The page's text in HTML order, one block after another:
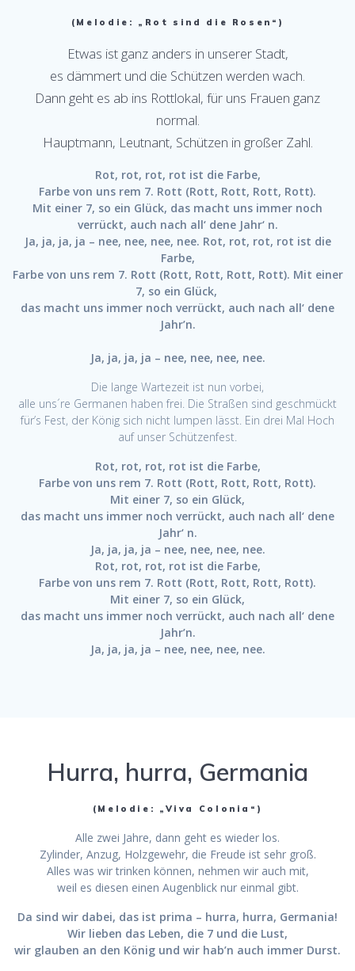
(Melodie: „Rot sind die Rosen“)
Etwas ist ganz anders in unserer Stadt,
es dämmert und die Schützen werden wach.
Dann geht es ab ins Rottlokal, für uns Frauen ganz
normal.
Hauptmann, Leutnant, Schützen in großer Zahl.
Rot, rot, rot, rot ist die Farbe,
Farbe von uns rem 7. Rott (Rott, Rott, Rott, Rott).
Mit einer 7, so ein Glück, das macht uns immer noch
verrückt, auch nach all‘ dene Jahr‘ n.
Ja, ja, ja, ja – nee, nee, nee, nee. Rot, rot, rot, rot ist die
Farbe,
Farbe von uns rem 7. Rott (Rott, Rott, Rott, Rott). Mit einer
7, so ein Glück,
das macht uns immer noch verrückt, auch nach all‘ dene
Jahr’n.
Ja, ja, ja, ja – nee, nee, nee, nee.
Die lange Wartezeit ist nun vorbei,
alle uns´re Germanen haben frei. Die Straßen sind geschmückt
für’s Fest, der König sich nicht lumpen lässt. Ein drei Mal Hoch
auf unser Schützenfest.
Rot, rot, rot, rot ist die Farbe,
Farbe von uns rem 7. Rott (Rott, Rott, Rott, Rott).
Mit einer 7, so ein Glück,
das macht uns immer noch verrückt, auch nach all‘ dene
Jahr‘ n.
Ja, ja, ja, ja – nee, nee, nee, nee.
Rot, rot, rot, rot ist die Farbe,
Farbe von uns rem 7. Rott (Rott, Rott, Rott, Rott).
Mit einer 7, so ein Glück,
das macht uns immer noch verrückt, auch nach all‘ dene
Jahr’n.
Ja, ja, ja, ja – nee, nee, nee, nee.
Hurra, hurra, Germania
(Melodie: „Viva Colonia“)
Alle zwei Jahre, dann geht es wieder los.
Zylinder, Anzug, Holzgewehr, die Freude ist sehr groß.
Alles was wir trinken können, nehmen wir auch mit,
weil es diesen einen Augenblick nur einmal gibt.
Da sind wir dabei, das ist prima – hurra, hurra, Germania!
Wir lieben das Leben, die 7 und die Lust,
wir glauben an den König und wir hab’n auch immer Durst.